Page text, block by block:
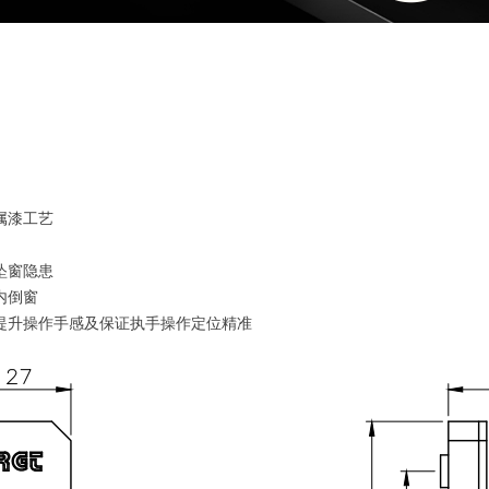
漆工艺
窗隐患
倒窗
升操作手感及保证执手操作定位精准